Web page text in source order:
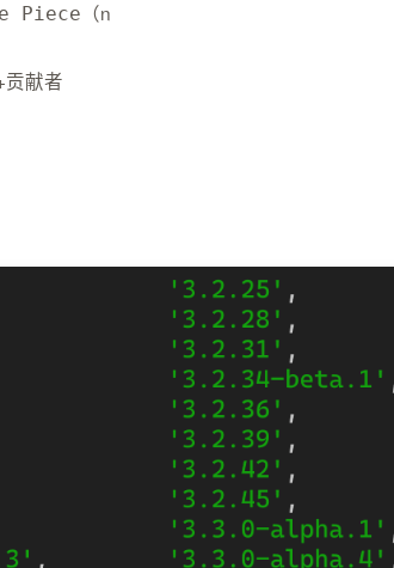
Piece （n
献者